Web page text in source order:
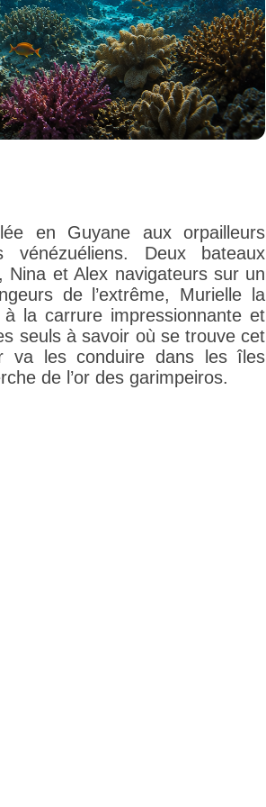
en Guyane aux orpailleurs
Deux bateaux
Nina et Alex navigateurs sur un
de l’extrême, Murielle la
la carrure impressionnante et
seuls à savoir où se trouve cet
va les conduire dans les îles
de l’or des garimpeiros.